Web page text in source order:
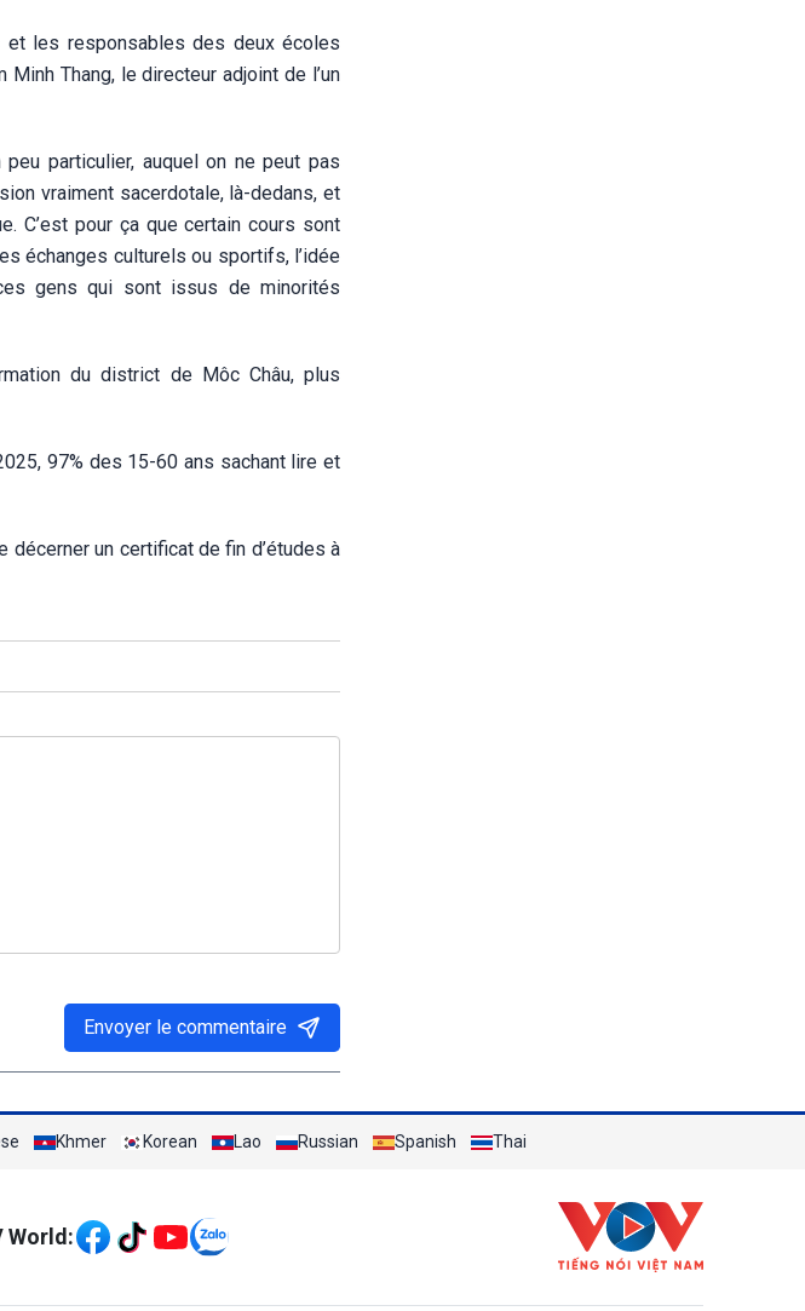
les responsables des deux écoles
Thang, le directeur adjoint de l’un
particulier, auquel on ne peut pas
vraiment sacerdotale, là-dedans, et
C’est pour ça que certain cours sont
échanges culturels ou sportifs, l’idée
gens qui sont issus de minorités
du district de Môc Châu, plus
97% des 15-60 ans sachant lire et
décerner un certificat de fin d’études à
Envoyer le commentaire
Khmer Korean Lao Russian Spanish Thai
hội
World: